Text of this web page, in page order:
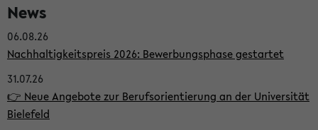
e
i
t
e
n
News
06.08.26
Nachhaltigkeitspreis 2026: Bewerbungsphase gestartet
31.07.26
👉 Neue Angebote zur Berufsorientierung an der Universität
Bielefeld